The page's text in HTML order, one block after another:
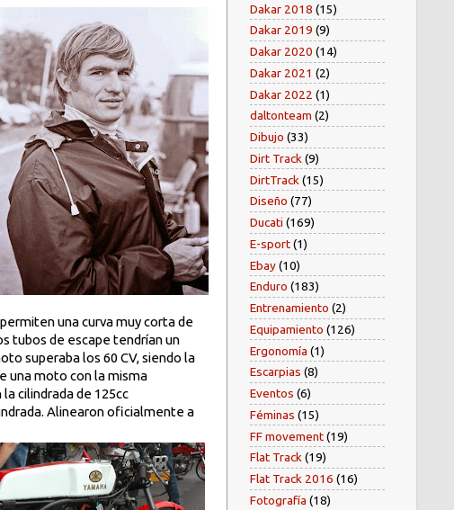
una curva muy corta de
tubos de escape tendrían un
superaba los 60 CV, siendo la
una moto con la misma
cilindrada de 125cc
Alinearon oficialmente a
Dakar 2018 (15)
Dakar 2019 (9)
Dakar 2020 (14)
Dakar 2021 (2)
Dakar 2022 (1)
daltonteam (2)
Dibujo (33)
Dirt Track (9)
DirtTrack (15)
Diseño (77)
Ducati (169)
E-sport(1)
Ebay(10)
Enduro (183)
Entrenamiento (2)
Equipamiento (126)
Ergonomía (1)
Escarpias (8)
Eventos (6)
Féminas (15)
FF movement(19)
Flat Track(19)
Flat Track 2016 (16)
Fotografía (18)